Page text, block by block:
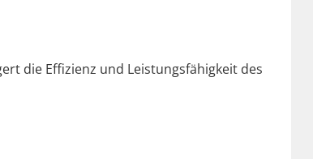
die Effizienz und Leis­tungs­fähigkeit des